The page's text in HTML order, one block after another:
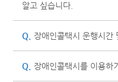
알고 싶습니다.
Q. 장애인콜택시 운행시간
Q. 장애인콜택시를 이용하